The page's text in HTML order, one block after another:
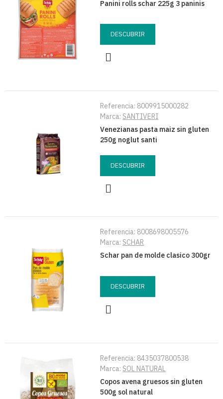
Panini rolls schar 225g 3 paninis
DESCUBRIR
Referencia: 8009915000282
Marca: SANTIVERI
Venezianas pasta maiz sin gluten
250g noglut santi
DESCUBRIR
Referencia: 8008698005576
Marca: SCHAR
Schar pan de molde clasico 300gr
DESCUBRIR
Referencia: 8435037800538
Marca: SOL NATURAL
Copos avena gruesos sin gluten
500g sol natural